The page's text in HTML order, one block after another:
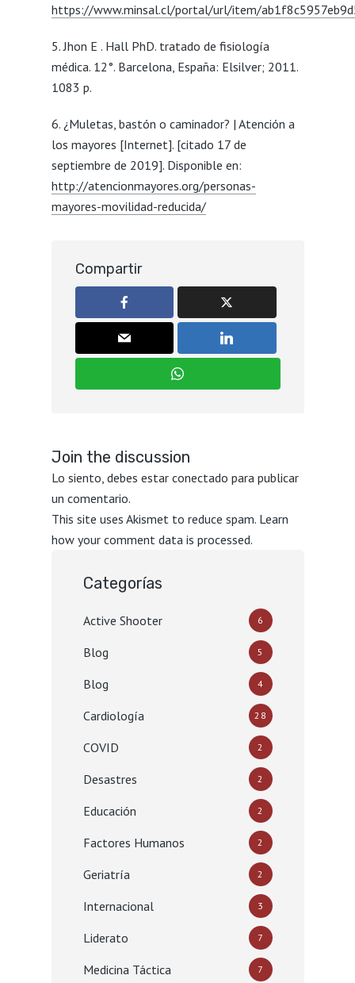
https://www.minsal.cl/portal/url/item/
5. Jhon E . Hall PhD. tratado de fisiología
médica. 12°. Barcelona, España: Elsilver; 2011.
1083 p.
6. ¿Muletas, bastón o caminador? | Atención a
los mayores [Internet]. [citado 17 de
septiembre de 2019]. Disponible en:
http://atencionmayores.org/personas-
mayores-movilidad-reducida/
Compartir
Join the discussion
Lo siento, debes estar conectado para publicar
un comentario.
This site uses Akismet to reduce spam. Learn
how your comment data is processed.
Categorías
Active Shooter 6
Blog 5
Blog 4
Cardiología 28
COVID 2
Desastres 2
Educación 2
Factores Humanos 2
Geriatría 2
Internacional 3
Liderato 7
Medicina Táctica 7